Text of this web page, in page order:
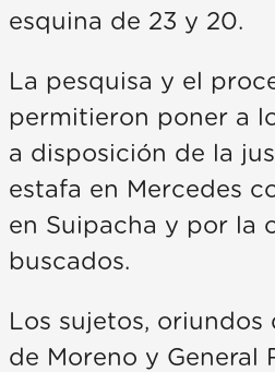
esquina de 23 y 20.
La pesquisa y el
permitieron poner a
a disposición de la
estafa en Mercedes
en Suipacha y por la
buscados.
Los sujetos, oriundos
de Moreno y General